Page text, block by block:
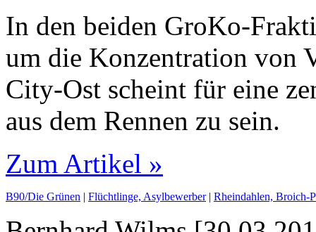
In den beiden GroKo-
um die Konzentration von
City-Ost scheint für eine
aus dem Rennen zu sein.
Zum Artikel »
B90/Die Grünen | Flüchtlinge, Asylbewerber| Rheindahlen, Broich-